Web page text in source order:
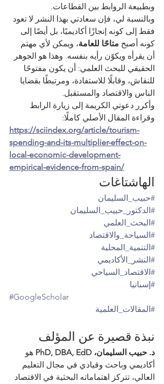
وبطبيعة الروابط بين القطاعات.
وبالنسبة لي، فإن سعادتي بهذا النشر لا تعود
فقط إلى كونه إنجازًا أكاديميًا، بل أيضًا إلى
كونه أصبح متاحًا للعامة، ويمكن لأي مهتم
أن يقرأه ويكوّن رأيه بنفسه. وهذا هو الجوهر
الحقيقي للبحث العلمي: أن يكون مفتوحًا
للنقاش، وقابلًا للاستفادة، ومرتبطًا بقضايا
الناس والاقتصاد والمستقبل.
وأكرر دعوتي الكريمة إلى زيارة الرابط
وقراءة المقال الأصلي كاملًا:
https://sciindex.org/article/tourism-
spending-and-its-multiplier-effect-on-
local-economic-development-
empirical-evidence-from-spain/
الهاشتاغات
#حبيب_السليمان
#الدكتور_حبيب_السليمان
#البحث_العلمي
#السياحة_والاقتصاد
#التنمية_المحلية
#النشر_الأكاديمي
#الاقتصاد_السياحي
#إسبانيا
#GoogleScholar
#المقالات_العلمية
نبذة قصيرة عن المؤلف
د. حبيب السليمان، PhD, DBA, EdD
هو
أكاديمي وباحث وقيادي في مجال التعليم
العالي، تتركز اهتماماته البحثية في الاقتصاد